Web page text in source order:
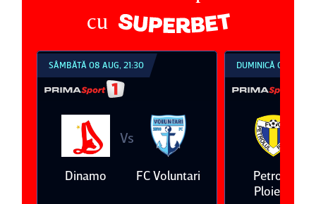
cu
SÂMBĂTĂ 08 AUG, 21:30
Dinamo
Vs
FC Voluntari
DUMINICĂ 09 AUG,
Petrolul
Ploieşti